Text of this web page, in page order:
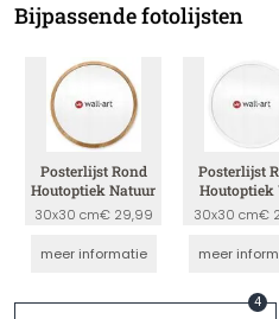
Bijpassende fotolijsten
Posterlijst Rond
Houtoptiek Natuur
30x30 cm€ 29,99
meer informatie
Posterlijst
Houtoptiek
30x30 cm€
meer
4